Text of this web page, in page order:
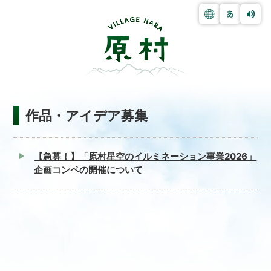
作品・アイデア募集
【急募！】「原村星空のイルミネーション事業2026」
企画コンペの開催について